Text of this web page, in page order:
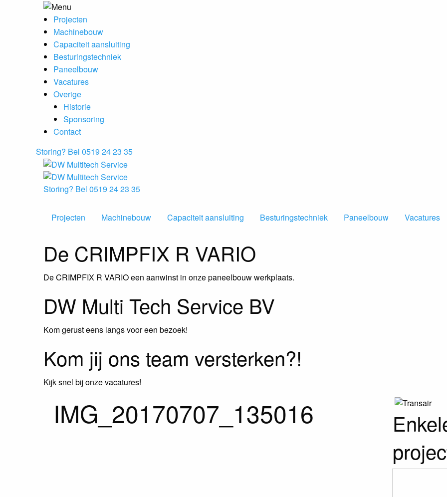
Projecten
Machinebouw
Capaciteit aansluiting
Besturingstechniek
Paneelbouw
Vacatures
Overige
Historie
Sponsoring
Contact
Storing? Bel 0519 24 23 35
Storing? Bel 0519 24 23 35
Projecten Machinebouw Capaciteit aansluiting Besturingstechniek Paneelbouw Vacatures
De CRIMPFIX R VARIO
De CRIMPFIX R VARIO een aanwinst in onze paneelbouw werkplaats.
DW Multi Tech Service BV
Kom gerust eens langs voor een bezoek!
Kom jij ons team versterken?!
Kijk snel bij onze vacatures!
IMG_20170707_135016